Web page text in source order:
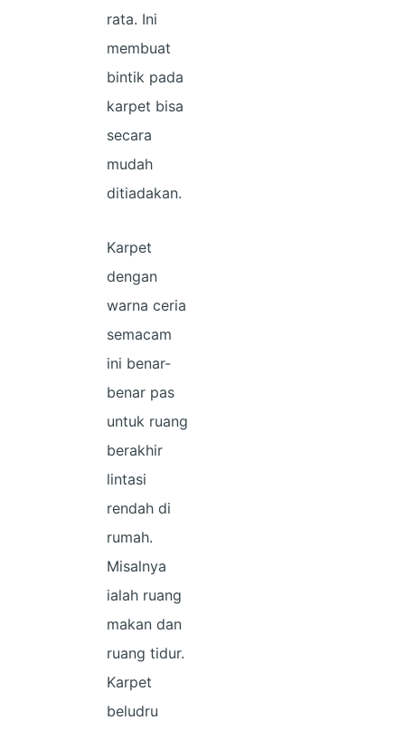
rata. Ini
membuat
bintik pada
karpet bisa
secara
mudah
ditiadakan.
Karpet
dengan
warna ceria
semacam
ini benar-
benar pas
untuk ruang
berakhir
lintasi
rendah di
rumah.
Misalnya
ialah ruang
makan dan
ruang tidur.
Karpet
beludru